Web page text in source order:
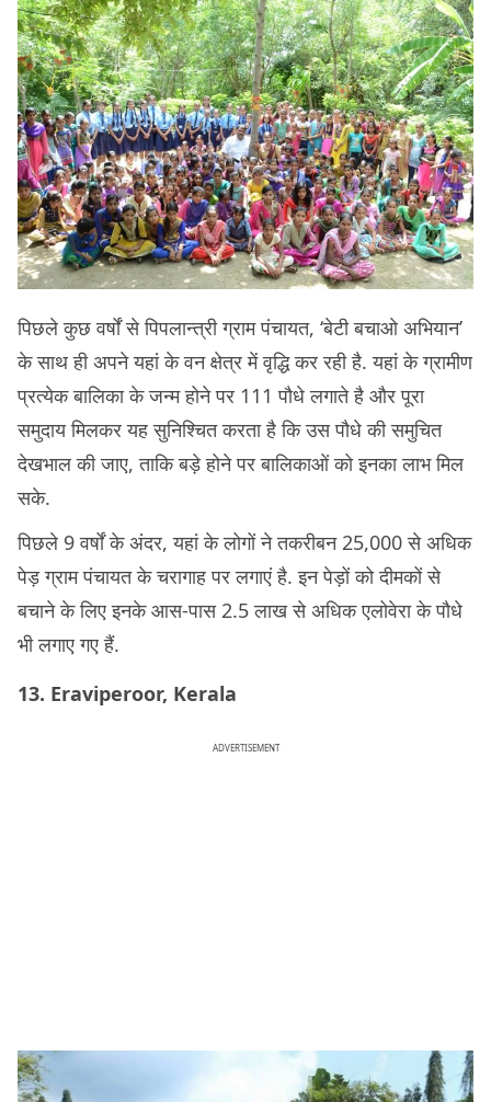
पिछले कुछ वर्षों से पिपलान्त्री ग्राम पंचायत, ‘बेटी बचाओ अभियान’
के साथ ही अपने यहां के वन क्षेत्र में वृद्धि कर रही है. यहां के ग्रामीण
प्रत्येक बालिका के जन्म होने पर 111 पौधे लगाते है और पूरा
समुदाय मिलकर यह सुनिश्चित करता है कि उस पौधे की समुचित
देखभाल की जाए, ताकि बड़े होने पर बालिकाओं को इनका लाभ मिल
सके.
पिछले 9 वर्षों के अंदर, यहां के लोगों ने तकरीबन 25,000 से अधिक
पेड़ ग्राम पंचायत के चरागाह पर लगाएं है. इन पेड़ों को दीमकों से
बचाने के लिए इनके आस-पास 2.5 लाख से अधिक एलोवेरा के पौधे
भी लगाए गए हैं.
13. Eraviperoor, Kerala
ADVERTISEMENT